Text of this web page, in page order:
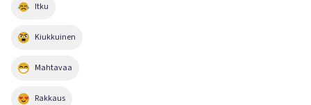
Itku
Kiukkuinen
Mahtavaa
Rakkaus